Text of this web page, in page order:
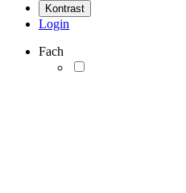
Kontrast
Login
Fach